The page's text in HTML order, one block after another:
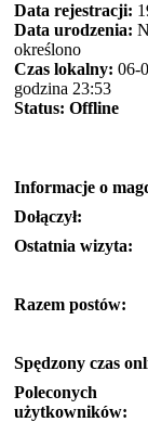
Data rejestracji:
Data urodzenia:
określono
Czas lokalny: 06-
godzina 23:53
Status: Offline
Informacje o
Dołączył:
Ostatnia wizyta:
Razem postów:
Spędzony czas
Poleconych
użytkowników: